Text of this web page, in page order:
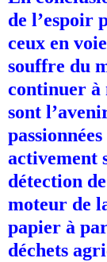
de l’espoir
ceux en
souffre du
continuer à
sont
activement
détection
moteur de
papier à
déchets